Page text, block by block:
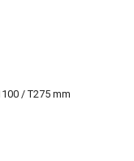
/ T275 mm